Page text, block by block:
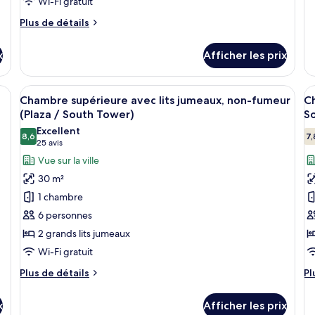
Plus de détails
Plus
Chambre
Afficher les prix
lits, un bureau, une chaise, une télévision et une petite table.
Afficher
toutes
les
photos
pour
ce
type
de
chambre :
Chambre
supérieure
avec
Une chambre d’hôtel avec un lit, un
7
Chambre supérieure avec lits jumeaux, non-fumeur
(Plaza / South Tower)
8,68,6 sur 10
Excellent
25 avis
(25 avis)
Vue sur la ville
30 m²
1 chambre
6 personnes
2 grands lits jumeaux
Wi-Fi gratuit
Plus de détails
Plus
Afficher les prix